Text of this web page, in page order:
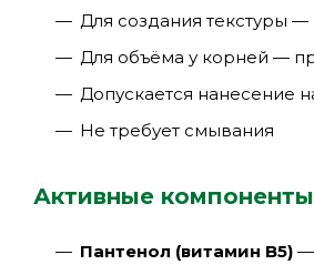
Для создания текстуры
Для объёма у корней —
Допускается нанесение
Не требует смывания
Активные
Пантенол (витамин B5) —